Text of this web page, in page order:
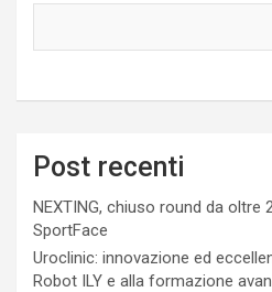
Post recenti
NEXTING, chiuso round da oltre
SportFace
Uroclinic: innovazione ed
Robot ILY e alla formazione